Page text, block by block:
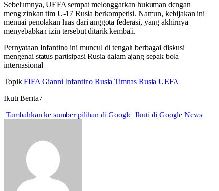
Sebelumnya, UEFA sempat melonggarkan hukuman dengan
mengizinkan tim U-17 Rusia berkompetisi. Namun, kebijakan ini
menuai penolakan luas dari anggota federasi, yang akhirnya
menyebabkan izin tersebut ditarik kembali.
Pernyataan Infantino ini muncul di tengah berbagai diskusi
mengenai status partisipasi Rusia dalam ajang sepak bola
internasional.
Topik FIFA Gianni Infantino Rusia Timnas Rusia UEFA
Ikuti Berita7
Tambahkan ke sumber pilihan di Google Ikuti di Google News